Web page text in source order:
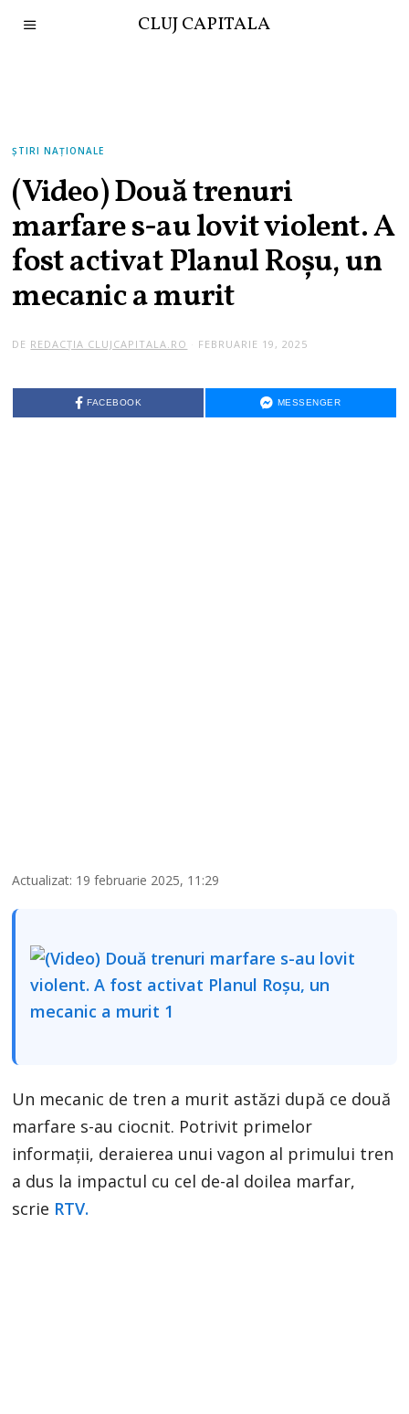
CLUJ CAPITALA
ȘTIRI NAȚIONALE
(Video) Două trenuri
marfare s-au lovit violent. A
fost activat Planul Roșu, un
mecanic a murit
DE REDACȚIA CLUJCAPITALA.RO FEBRUARIE 19, 2025
FACEBOOK MESSENGER
Actualizat: 19 februarie 2025, 11:29
Un mecanic de tren a murit astăzi după ce două
marfare s-au ciocnit. Potrivit primelor
informații, deraierea unui vagon al primului tren
a dus la impactul cu cel de-al doilea marfar,
scrie RTV.